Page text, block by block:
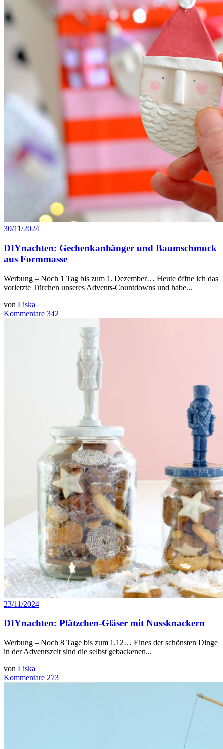
30/11/2024
DIYnachten: Gechenkanhänger und Baumschmuck
aus Formmasse
Werbung – Noch 1 Tag bis zum 1. Dezember… Heute öffne ich das
vorletzte Türchen unseres Advents-Countdowns und habe...
von Liska
Kommentare 342
23/11/2024
DIYnachten: Plätzchen-Gläser mit Nussknackern
Werbung – Noch 8 Tage bis zum 1.12… Eines der schönsten Dinge
in der Adventszeit sind die selbst gebackenen...
von Liska
Kommentare 273